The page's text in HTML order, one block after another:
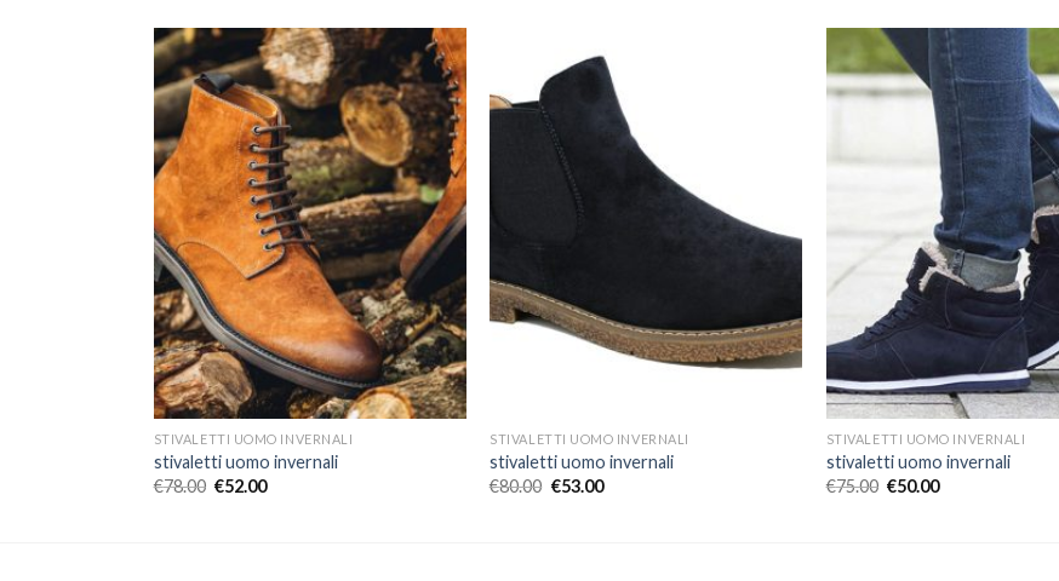
STIVALETTI UOMO INVERNALI
stivaletti uomo invernali
€78.00 €52.00
STIVALETTI UOMO INVERNALI
stivaletti uomo invernali
€80.00 €53.00
STIVALETTI UOMO INVERNALI
stivaletti uomo invernali
€75.00 €50.00